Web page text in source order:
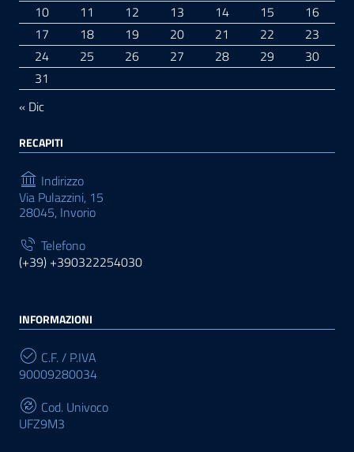
10
11 12 13 14 15
16
17
18 19 20 21 22
23
24
25 26 27 28 29
30
31
« Dic
RECAPITI
Indirizzo
Via Pulazzini, 15
28045, Invorio
Telefono
(+39) +390322254030
INFORMAZIONI
C.F. / P.IVA
90009280034
Cod. Univoco
UFZ9M3